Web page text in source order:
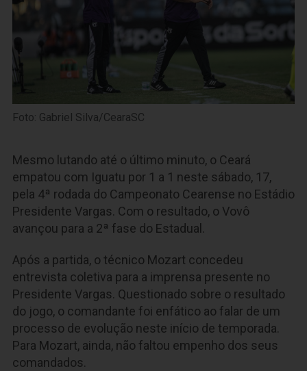
Foto: Gabriel Silva/CearaSC
Mesmo lutando até o último minuto, o Ceará
empatou com Iguatu por 1 a 1 neste sábado, 17,
pela 4ª rodada do Campeonato Cearense no Estádio
Presidente Vargas. Com o resultado, o Vovô
avançou para a 2ª fase do Estadual.
Após a partida, o técnico Mozart concedeu
entrevista coletiva para a imprensa presente no
Presidente Vargas. Questionado sobre o resultado
do jogo, o comandante foi enfático ao falar de um
processo de evolução neste início de temporada.
Para Mozart, ainda, não faltou empenho dos seus
comandados.